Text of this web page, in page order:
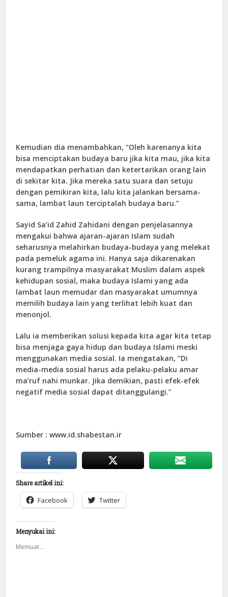
Kemudian dia menambahkan, “Oleh karenanya kita
bisa menciptakan budaya baru jika kita mau, jika kita
mendapatkan perhatian dan ketertarikan orang lain
di sekitar kita. Jika mereka satu suara dan setuju
dengan pemikiran kita, lalu kita jalankan bersama-
sama, lambat laun terciptalah budaya baru.”
Sayid Sa’id Zahid Zahidani dengan penjelasannya
mengakui bahwa ajaran-ajaran Islam sudah
seharusnya melahirkan budaya-budaya yang melekat
pada pemeluk agama ini. Hanya saja dikarenakan
kurang trampilnya masyarakat Muslim dalam aspek
kehidupan sosial, maka budaya Islami yang ada
lambat laun memudar dan masyarakat umumnya
memilih budaya lain yang terlihat lebih kuat dan
menonjol.
Lalu ia memberikan solusi kepada kita agar kita tetap
bisa menjaga gaya hidup dan budaya Islami meski
menggunakan media sosial. Ia mengatakan, “Di
media-media sosial harus ada pelaku-pelaku amar
ma’ruf nahi munkar. Jika demikian, pasti efek-efek
negatif media sosial dapat ditanggulangi.”
Sumber : www.id.shabestan.ir
Share artikel ini:
Facebook Twitter
Menyukai ini:
Memuat...